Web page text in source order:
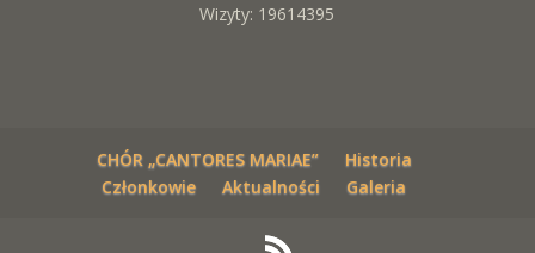
Wizyty: 19614395
CHÓR „CANTORES MARIAE”
Historia
Członkowie
Aktualności Galeria